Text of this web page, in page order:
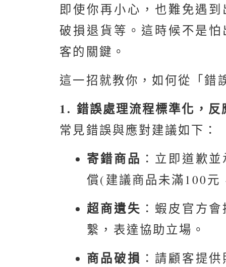
即使你再小心，也難免遇
破損退貨等。這時候不是
客的關鍵。
這一招就教你，如何從「錯
1. 錯誤處理流程標準化，
常見錯誤與應對建議如下：
寄錯商品 ：立即道歉
償(建議商品未滿100元
超商遺失 ：蝦皮官方
繫，表達協助立場。
商品破損 ：請顧客提